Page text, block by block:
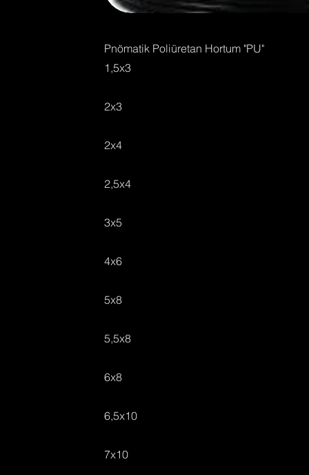
Pnömatik Poliüretan Hortum "PU"
1,5x3
2x3
2x4
2,5x4
3x5
4x6
5x8
5,5x8
6x8
6,5x10
7x10